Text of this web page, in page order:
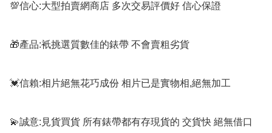
💯信心:大型拍賣網商店 多次交易評價好 信心保證
🎁產品:衹挑選質數佳的錶帶 不會賣粗劣貨
💓信賴:相片絕無花巧成份 相片已是實物相,絕無加工
💫誠意:見貨買貨 所有錶帶都有存現貨的 交貨快 絕無借口